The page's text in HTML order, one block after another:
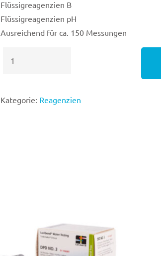
Flüssigreagenzien B
Flüssigreagenzien pH
Ausreichend für ca. 150 Messungen
Hygienehilfsparameter
Kategorie: Reagenzien